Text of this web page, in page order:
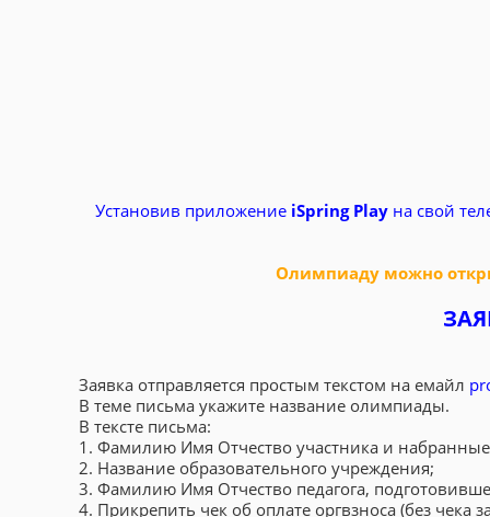
Установив приложение iSpring Playна свой
Олимпиаду можно
Заявка отправляется простым текстом на емайл
В теме письма укажите название олимпиады.
В тексте письма:
1. Фамилию Имя Отчество участника и
2. Название образовательного учреждения;
3. Фамилию Имя Отчество педагога,
4. Прикрепить чек об оплате оргвзноса (без чека